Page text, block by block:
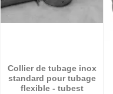
Collier de tubage inox
standard pour tubage
flexible - tubest